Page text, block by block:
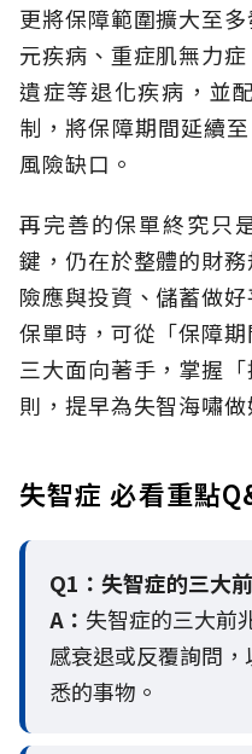
更將保障範圍擴大至
元疾病、重症肌無力
遺症等退化疾病，並
制，將保障期間延續
風險缺口。
再完善的保單終究只
鍵，仍在於整體的財務
險應與投資、儲蓄做
保單時，可從「保障期
三大面向著手，掌握
則，提早為失智海嘯做
失智症 必看重點
Q1：失智症的三大
A： 失智症的三大前
感衰退或反覆詢問
悉的事物。